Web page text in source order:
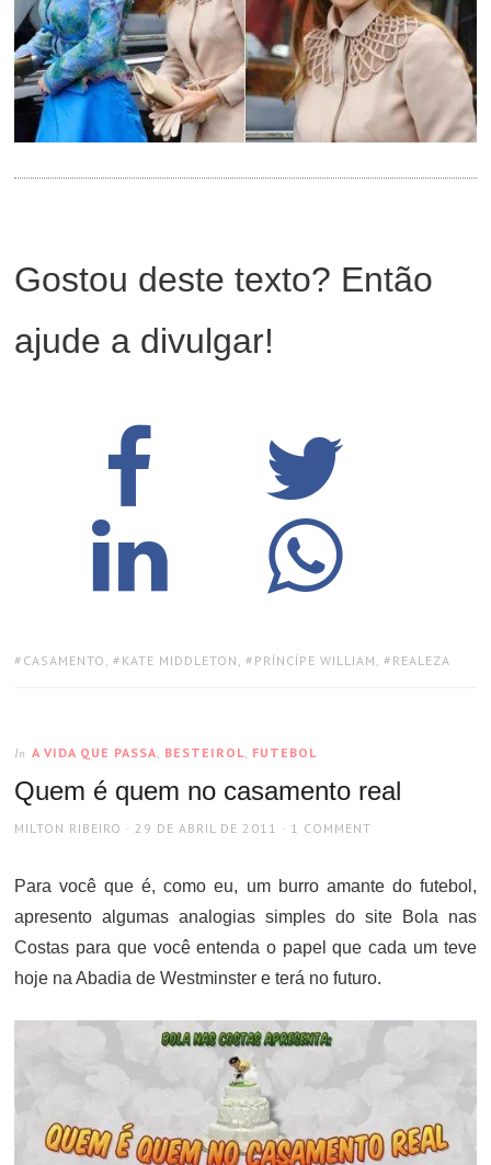
Gostou deste texto? Então
ajude a divulgar!
TAGS:
CASAMENTO , KATE MIDDLETON , PRÍNCÍPE WILLIAM , REALEZA
In A VIDA QUE PASSA, BESTEIROL, FUTEBOL
Quem é quem no casamento real
AUTHOR
MILTON RIBEIRO
POSTED
29 DE ABRIL DE 2011 1 COMMENT
Para você que é, como eu, um burro amante do futebol,
apresento algumas analogias simples do site Bola nas
Costas para que você entenda o papel que cada um teve
hoje na Abadia de Westminster e terá no futuro.